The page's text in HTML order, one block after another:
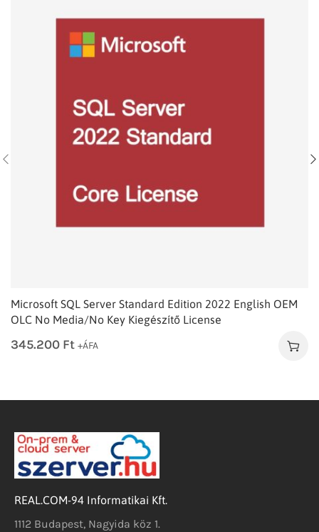
Microsoft SQL Server Standard Edition 2022 English OEM
OLC No Media/No Key Kiegészítő License
345.200 Ft +ÁFA
REAL.COM-94 Informatikai Kft.
1112 Budapest, Nagyida köz 1.